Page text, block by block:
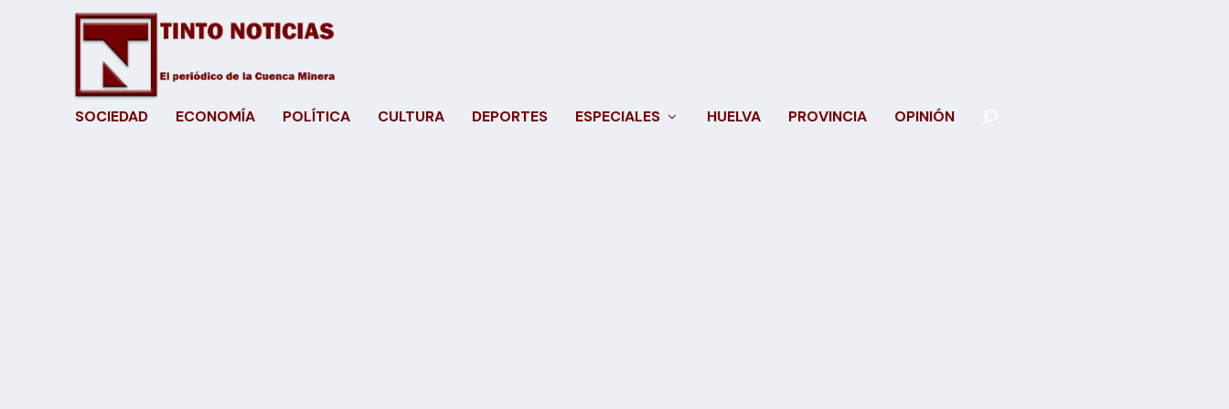
SOCIEDAD ECONOMÍA POLÍTICA CULTURA DEPORTES ESPECIALES HUELVA PROVINCIA OPINIÓN